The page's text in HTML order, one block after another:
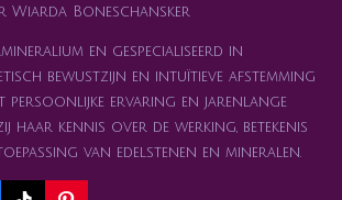
Wiarda Boneschansker
en gespecialiseerd in
bewustzijn en intuïtieve afstemming
persoonlijke ervaring en jarenlange
haar kennis over de werking, betekenis
van edelstenen en mineralen.